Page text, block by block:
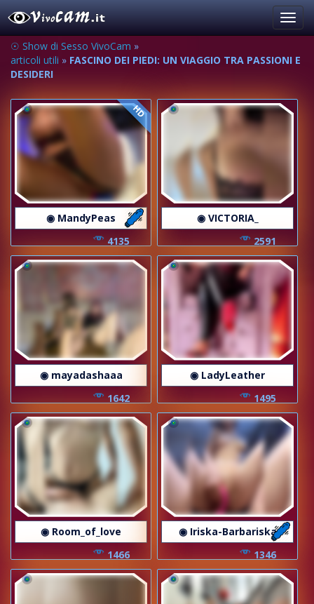
☉ Show di Sesso VivoCam »
articoli utili » FASCINO DEI PIEDI: UN VIAGGIO TRA PASSIONI E
DESIDERI
HD
◉ MandyPeas
4135
◉ VICTORIA_
2591
◉ mayadashaaa
1642
◉ LadyLeather
1495
◉ Room_of_love
1466
◉ Iriska-Barbariska
1346